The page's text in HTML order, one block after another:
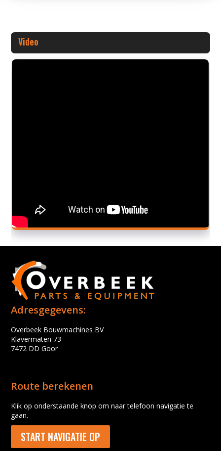
Video
Adresgegevens:
Overbeek Bouwmachines BV
Klavermaten 73
7472 DD Goor
Route berekenen
Klik op onderstaande knop om naar telefoon navigatie te
gaan.
START NAVIGATIE OP